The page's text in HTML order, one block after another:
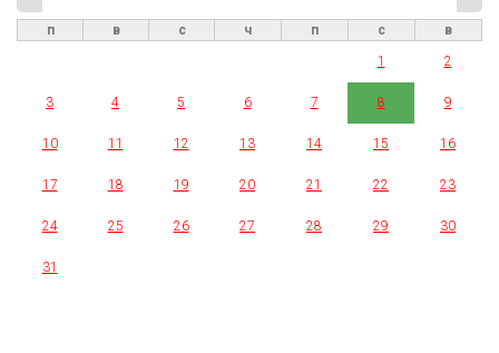
п в с ч п с
в
1
2
3 4 5 6 7 8 9
10 11 12 13 14 15 16
17 18 19 20 21 22 23
24 25 26 27 28 29 30
31